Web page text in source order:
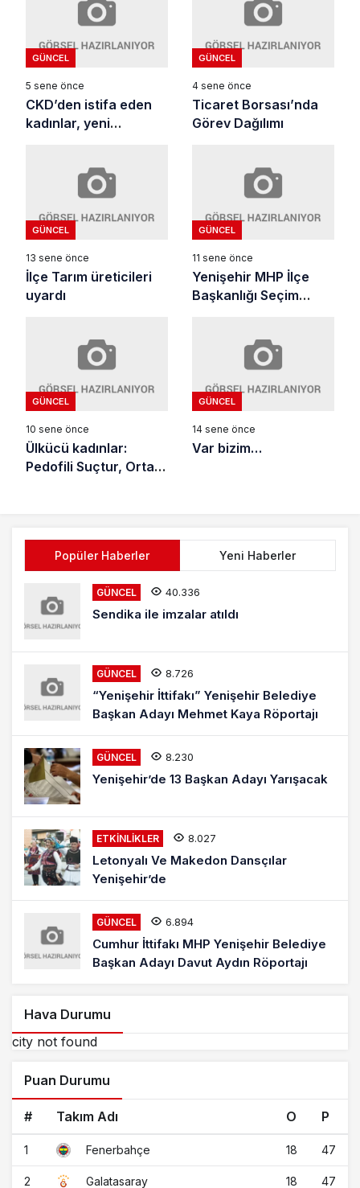
GÜNCEL
5 sene önce
CKD’den istifa eden
kadınlar, yeni
GÜNCEL
4 sene önce
Ticaret Borsası’nda
Görev Dağılımı
GÜNCEL
13 sene önce
İlçe Tarım üreticileri
uyardı
GÜNCEL
11 sene önce
Yenişehir MHP İlçe
Başkanlığı Seçim
GÜNCEL
10 sene önce
Ülkücü kadınlar:
Pedofili Suçtur, Ortak
GÜNCEL
14 sene önce
Var bizim…
Popüler Haberler Yeni Haberler
GÜNCEL 40.336
Sendika ile imzalar atıldı
GÜNCEL 8.726
“Yenişehir İttifakı” Yenişehir Belediye
Başkan Adayı Mehmet Kaya Röportajı
GÜNCEL 8.230
Yenişehir’de 13 Başkan Adayı Yarışacak
ETKINLIKLER 8.027
Letonyalı Ve Makedon Dansçılar
Yenişehir’de
GÜNCEL 6.894
Cumhur İttifakı MHP Yenişehir Belediye
Başkan Adayı Davut Aydın Röportajı
Hava Durumu
city not found
Puan Durumu
# Takım Adı O P
1 Fenerbahçe 18 47
2 Galatasaray 18 47